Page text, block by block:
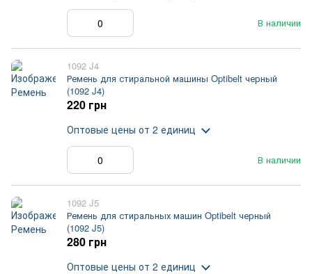
В наличии
1092 J4
Ремень для стиральной машины Optibelt черный
(1092 J4)
В наличии
220 грн
Оптовые цены от 2 единиц
1092 J5
Ремень для стиральных машин Optibelt черный
(1092 J5)
280 грн
Оптовые цены от 2 единиц